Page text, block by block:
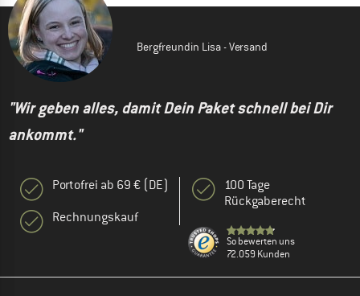
Bergfreundin Lisa - Versand
"Wir geben alles, damit Dein Paket schnell bei Dir
ankommt."
Portofrei ab 69 € (DE)
Rechnungskauf
100 Tage
Rückgaberecht
So bewerten uns
72.059 Kunden